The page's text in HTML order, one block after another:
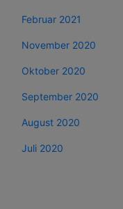
Februar 2021
November 2020
Oktober 2020
September 2020
August 2020
Juli 2020